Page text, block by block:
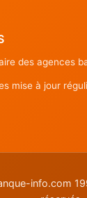
des agences
mise à jour
info.com